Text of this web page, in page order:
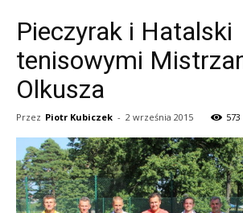
Pieczyrak i Hatalski
tenisowymi
Olkusza
Przez Piotr Kubiczek - 2 września 2015 573